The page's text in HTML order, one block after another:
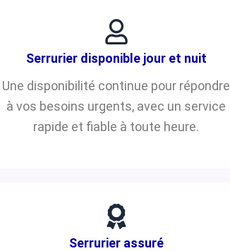
Serrurier disponible jour et nuit
Une disponibilité continue pour répondre
à vos besoins urgents, avec un service
rapide et fiable à toute heure.
Serrurier assuré